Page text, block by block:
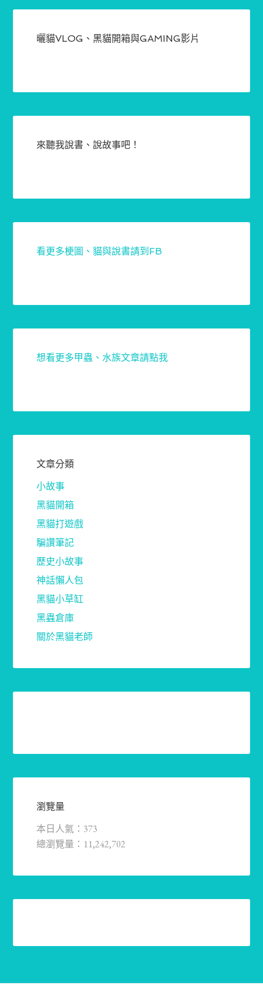
曬貓VLOG、黑貓開箱與GAMING影片
來聽我說書、說故事吧！
看更多梗圖、貓與說書請到FB
想看更多甲蟲、水族文章請點我
文章分類
小故事
黑貓開箱
黑貓打遊戲
騙讚筆記
歷史小故事
神話懶人包
黑貓小草缸
黑蟲倉庫
關於黑貓老師
瀏覽量
本日人氣：373
總瀏覽量：11,242,702